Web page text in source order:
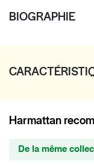
BIOGRAPHIE
Harmattan
De la même